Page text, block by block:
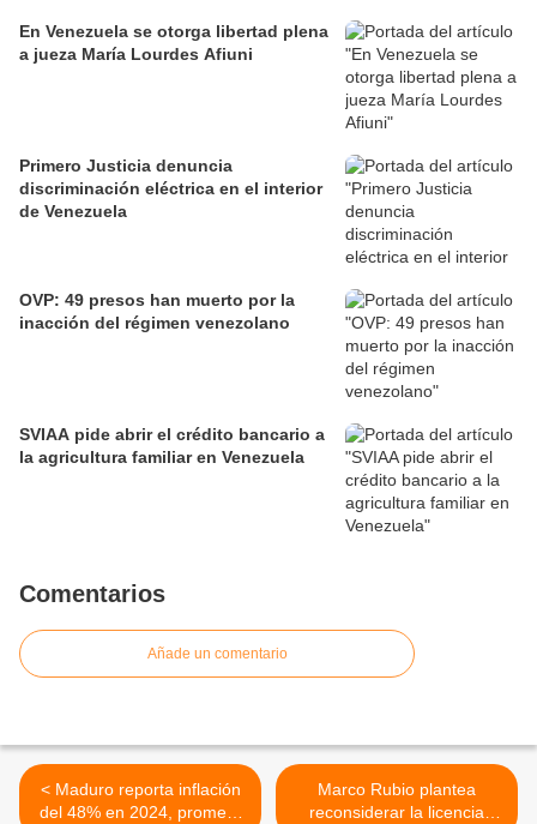
En Venezuela se otorga libertad plena
a jueza María Lourdes Afiuni
Primero Justicia denuncia
discriminación eléctrica en el interior
de Venezuela
OVP: 49 presos han muerto por la
inacción del régimen venezolano
SVIAA pide abrir el crédito bancario a
la agricultura familiar en Venezuela
Comentarios
Añade un comentario
< Maduro reporta inflación
del 48% en 2024, promete
Marco Rubio plantea
reconsiderar la licencia